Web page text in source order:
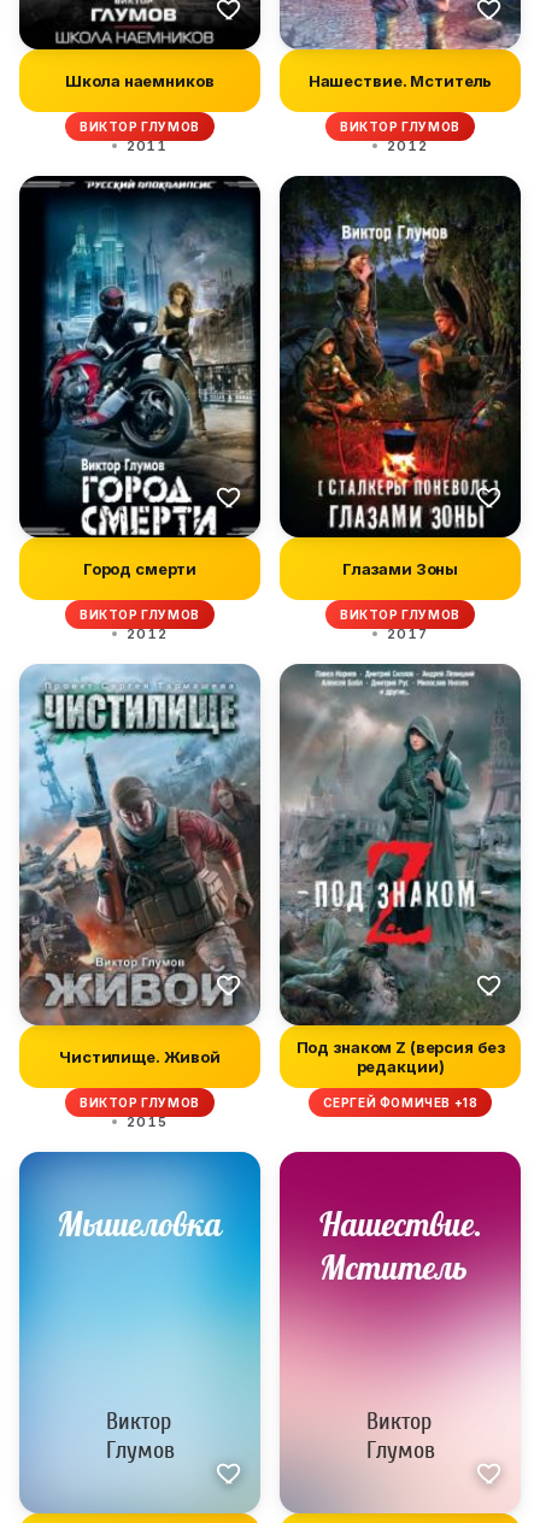
Школа наемников
ВИКТОР ГЛУМОВ
2011
Нашествие. Мститель
ВИКТОР ГЛУМОВ
2012
Город смерти
ВИКТОР ГЛУМОВ
2012
Глазами Зоны
ВИКТОР ГЛУМОВ
2017
Чистилище. Живой
ВИКТОР ГЛУМОВ
2015
Под знаком Z (версия без
редакции)
СЕРГЕЙ ФОМИЧЕВ +18